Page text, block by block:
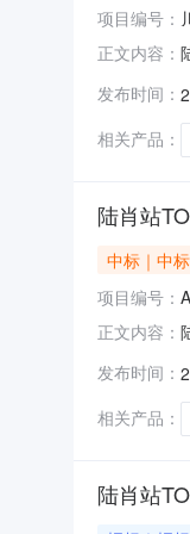
项目编号：
正文内容：
发布时间：
相关产品：
陆肖站
中标｜中
项目编号：
正文内容：
发布时间：
相关产品：
陆肖站